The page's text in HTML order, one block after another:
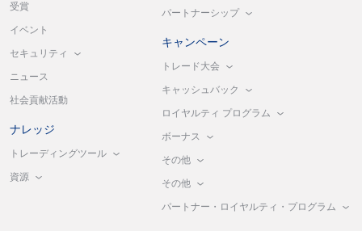
受賞
イベント
セキュリティ
ニュース
社会貢献活動
ナレッジ
トレーディングツール
資源
パートナーシップ
キャンペーン
トレード大会
キャッシュバック
ロイヤルティ プログラム
ボーナス
その他
その他
パートナー・ロイヤルティ・プログラム